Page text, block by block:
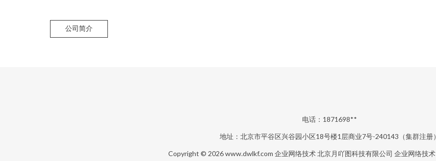
公司简介
电话：1871698**
地址：北京市平谷区兴谷园小区18号楼1层商业7号-240143（集群注册）
Copyright © 2026www.dwlkf.com 企业网络技术北京月吖图科技有限公司 企业网络技术